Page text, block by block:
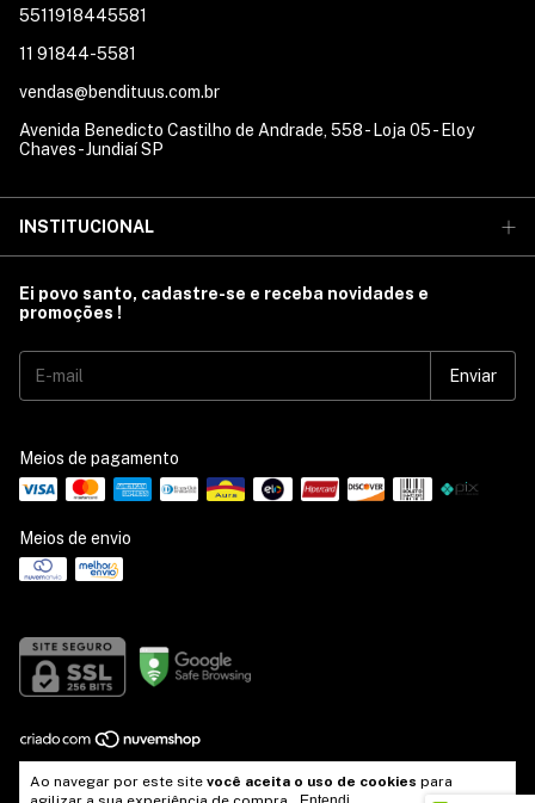
Ao navegar por este site você aceita o uso de cookies para
5511918445581
11 91844-5581
vendas@bendituus.com.br
Avenida Benedicto Castilho de Andrade, 558 - Loja 05 - Eloy
Chaves - Jundiaí SP
INSTITUCIONAL
Ei povo santo, cadastre-se e receba novidades e
promoções !
Meios de pagamento
Meios de envio
Copyright Bendituus Espaço Católico - 55508313000147 - 2026. Todos
os direitos reservados.